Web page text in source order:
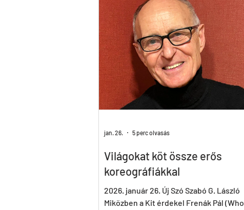
Hymen
A fából faragott királyfi Instinct
Világokat köt össze erős
koreográfiákkal
2026. január 26. Új Szó Szabó G. László
Miközben a Kit érdekel Frenák Pál (Who
jan. 26. 5 perc olvasás